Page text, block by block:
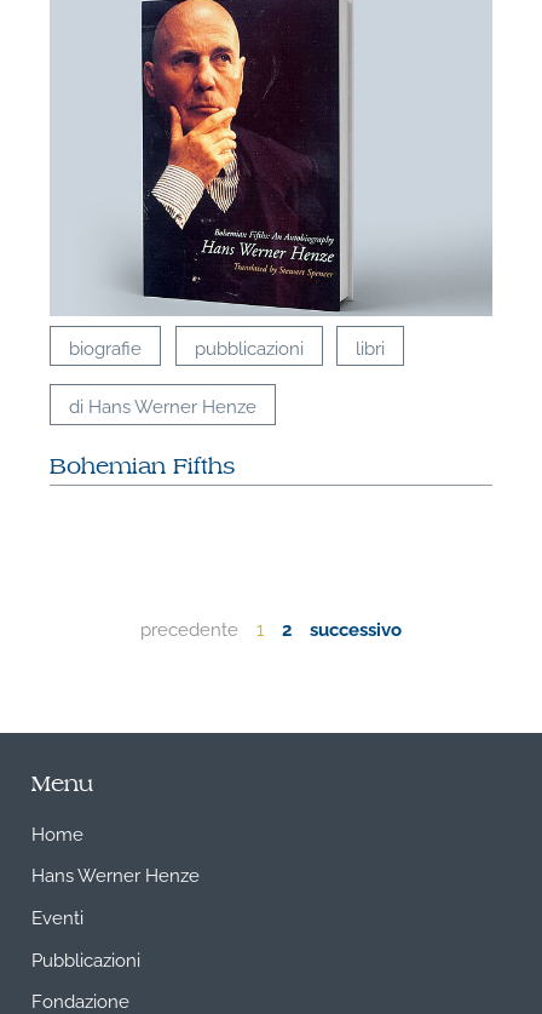
biografie pubblicazioni libri
di Hans Werner Henze
Bohemian Fifths
precedente 1 2 successivo
Menu
Home
Hans Werner Henze
Eventi
Pubblicazioni
Fondazione